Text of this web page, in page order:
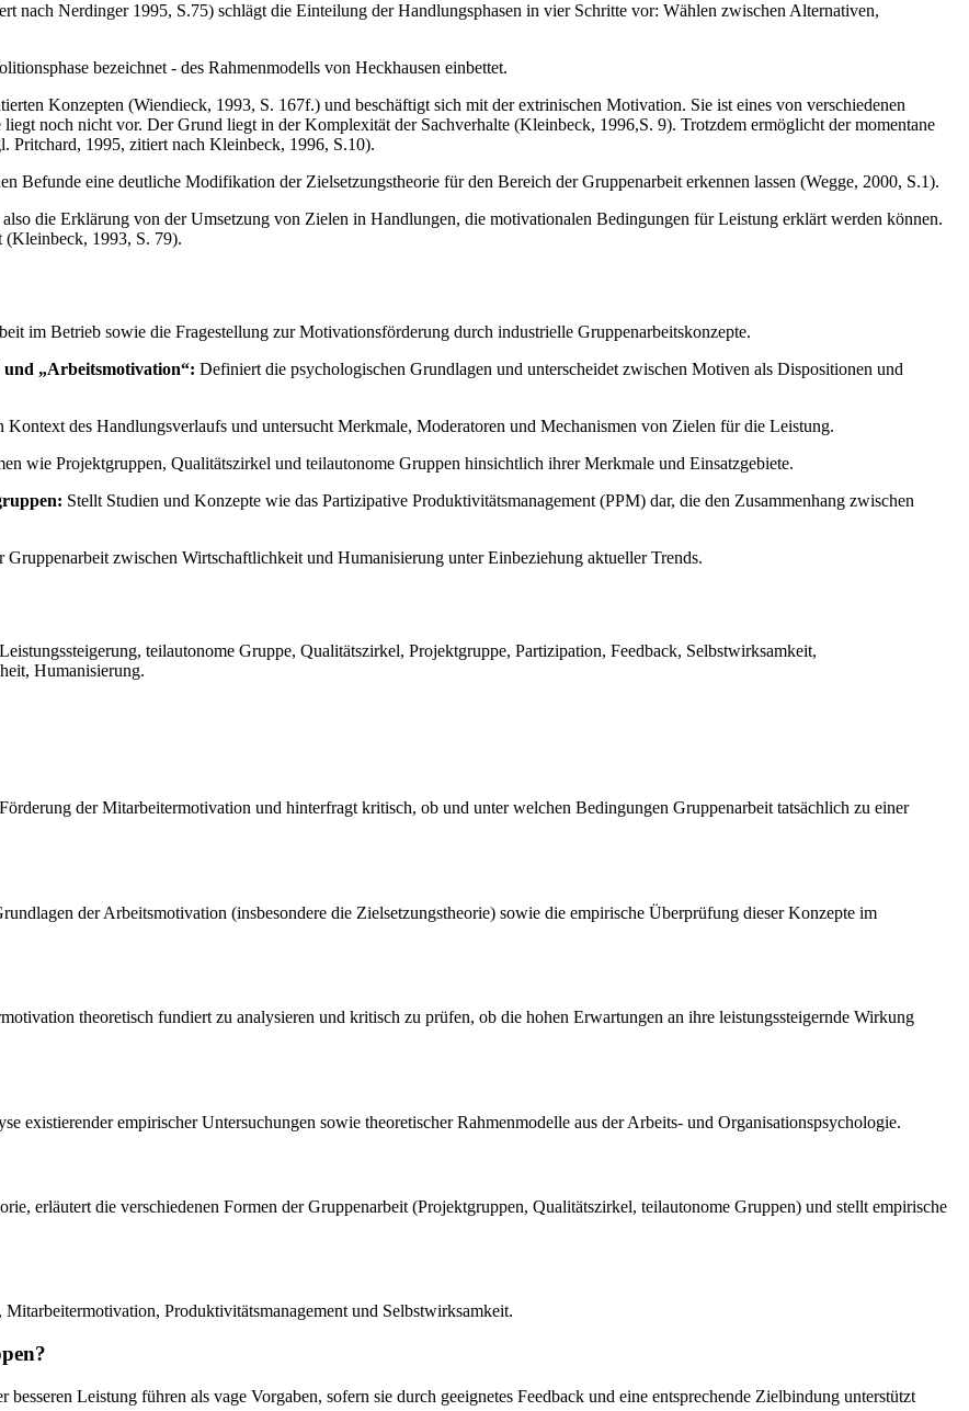
nach Nerdinger 1995, S.75) schlägt die Einteilung der Handlungsphasen in vier Schritte vor: Wählen zwischen Alternativen,
bezeichnet - des Rahmenmodells von Heckhausen einbettet.
Konzepten (Wiendieck, 1993, S. 167f.) und beschäftigt sich mit der extrinischen Motivation. Sie ist eines von verschiedenen
noch nicht vor. Der Grund liegt in der Komplexität der Sachverhalte (Kleinbeck, 1996,S. 9). Trotzdem ermöglicht der momentane
Pritchard, 1995, zitiert nach Kleinbeck, 1996, S.10).
Befunde eine deutliche Modifikation der Zielsetzungstheorie für den Bereich der Gruppenarbeit erkennen lassen (Wegge, 2000, S.1).
also die Erklärung von der Umsetzung von Zielen in Handlungen, die motivationalen Bedingungen für Leistung erklärt werden können.
(Kleinbeck, 1993, S. 79).
im Betrieb sowie die Fragestellung zur Motivationsförderung durch industrielle Gruppenarbeitskonzepte.
„Arbeitsmotivation“: Definiert die psychologischen Grundlagen und unterscheidet zwischen Motiven als Dispositionen und
Kontext des Handlungsverlaufs und untersucht Merkmale, Moderatoren und Mechanismen von Zielen für die Leistung.
wie Projektgruppen, Qualitätszirkel und teilautonome Gruppen hinsichtlich ihrer Merkmale und Einsatzgebiete.
Stellt Studien und Konzepte wie das Partizipative Produktivitätsmanagement (PPM) dar, die den Zusammenhang zwischen
Gruppenarbeit zwischen Wirtschaftlichkeit und Humanisierung unter Einbeziehung aktueller Trends.
teilautonome Gruppe, Qualitätszirkel, Projektgruppe, Partizipation, Feedback, Selbstwirksamkeit,
Humanisierung.
der Mitarbeitermotivation und hinterfragt kritisch, ob und unter welchen Bedingungen Gruppenarbeit tatsächlich zu einer
der Arbeitsmotivation (insbesondere die Zielsetzungstheorie) sowie die empirische Überprüfung dieser Konzepte im
theoretisch fundiert zu analysieren und kritisch zu prüfen, ob die hohen Erwartungen an ihre leistungssteigernde Wirkung
existierender empirischer Untersuchungen sowie theoretischer Rahmenmodelle aus der Arbeits- und Organisationspsychologie.
erläutert die verschiedenen Formen der Gruppenarbeit (Projektgruppen, Qualitätszirkel, teilautonome Gruppen) und stellt empirische
Produktivitätsmanagement und Selbstwirksamkeit.
Leistung führen als vage Vorgaben, sofern sie durch geeignetes Feedback und eine entsprechende Zielbindung unterstützt